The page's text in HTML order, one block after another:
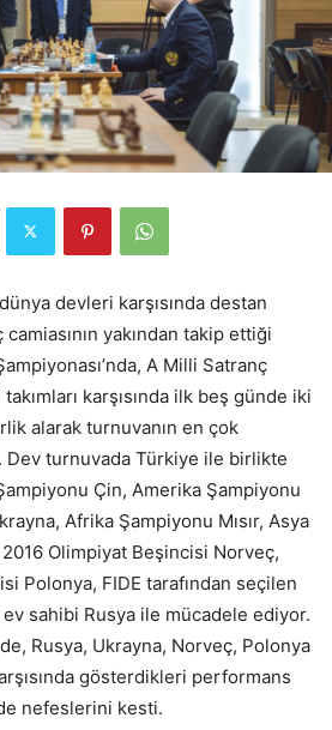
devleri karşısında destan
yakından takip ettiği
A Milli Satranç
takımları karşısında ilk beş günde iki
alarak turnuvanın en çok
Dev turnuvada Türkiye ile birlikte
Çin, Amerika Şampiyonu
Afrika Şampiyonu Mısır, Asya
Olimpiyat Beşincisi Norveç,
Polonya, FIDE tarafından seçilen
ev sahibi Rusya ile mücadele ediyor.
Rusya, Ukrayna, Norveç, Polonya
gösterdikleri performans
nefeslerini kesti.